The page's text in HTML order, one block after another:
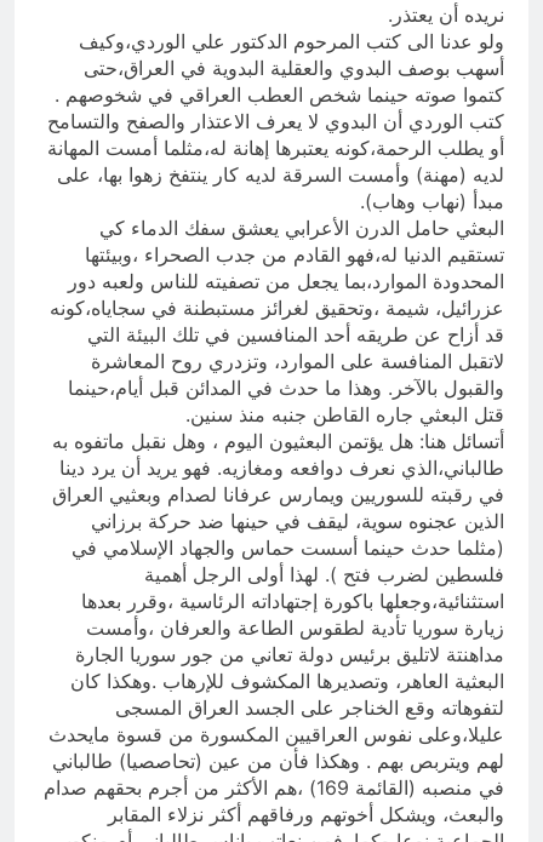
نريده أن يعتذر.
ولو عدنا الى كتب المرحوم الدكتور علي الوردي،وكيف
أسهب بوصف البدوي والعقلية البدوية في العراق،حتى
كتموا صوته حينما شخص العطب العراقي في شخوصهم .
كتب الوردي أن البدوي لا يعرف الاعتذار والصفح والتسامح
أو يطلب الرحمة،كونه يعتبرها إهانة له،مثلما أمست المهانة
لديه (مهنة) وأمست السرقة لديه كار ينتفخ زهوا بها، على
مبدأ (نهاب وهاب).
البعثي حامل الدرن الأعرابي يعشق سفك الدماء كي
تستقيم الدنيا له،فهو القادم من جدب الصحراء ،وبيئتها
المحدودة الموارد،بما يجعل من تصفيته للناس ولعبه دور
عزرائيل، شيمة ،وتحقيق لغرائز مستبطنة في سجاياه،كونه
قد أزاح عن طريقه أحد المنافسين في تلك البيئة التي
لاتقبل المنافسة على الموارد، وتزدري روح المعاشرة
والقبول بالآخر. وهذا ما حدث في المدائن قبل أيام،حينما
قتل البعثي جاره القاطن جنبه منذ سنين.
أتسائل هنا: هل يؤتمن البعثيون اليوم ، وهل نقبل ماتفوه به
طالباني،الذي نعرف دوافعه ومغازيه. فهو يريد أن يرد دينا
في رقبته للسوريين ويمارس عرفانا لصدام وبعثيي العراق
الذين عجنوه سوية، ليقف في حينها ضد حركة برزاني
(مثلما حدث حينما أسست حماس والجهاد الإسلامي في
فلسطين لضرب فتح ). لهذا أولى الرجل أهمية
استثنائية،وجعلها باكورة إجتهاداته الرئاسية ،وقرر بعدها
زيارة سوريا تأدية لطقوس الطاعة والعرفان ،وأمست
مداهنتة لاتليق برئيس دولة تعاني من جور سوريا الجارة
البعثية العاهر، وتصديرها المكشوف للإرهاب .وهكذا كان
لتفوهاته وقع الخناجر على الجسد العراق المسجى
عليلا،وعلى نفوس العراقيين المكسورة من قسوة مايحدث
لهم ويتربص بهم . وهكذا فأن من عين (تحاصصيا) طالباني
في منصبه (القائمة 169) ،هم الأكثر من أجرم بحقهم صدام
والبعث، ويشكل أخوتهم ورفاقهم أكثر نزلاء المقابر